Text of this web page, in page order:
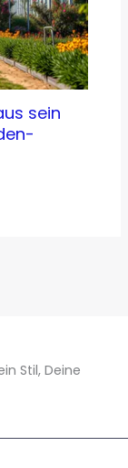
sein
Stil, Deine